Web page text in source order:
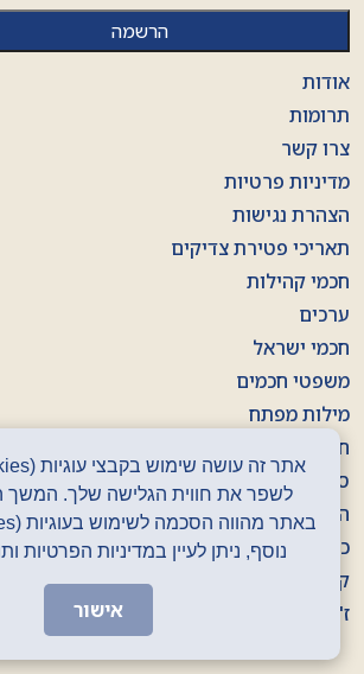
אודות
תרומות
צרו קשר
מדיניות פרטיות
הצהרת נגישות
תאריכי פטירת צדיקים
חכמי קהילות
ערכים
חכמי ישראל
משפטי חכמים
מילות מפתח
חוברות
סרטונים
הסכתים
כרזות
קלפים
ז' באדר
לשפר את חווית הגלישה שלך. המשך
נוסף, ניתן לעיין במדיניות הפרטיות
אישור